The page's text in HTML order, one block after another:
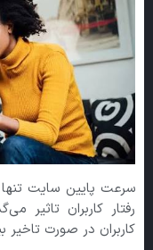
سرعت پایین سایت
رفتار کاربران تاثیر
کاربران در صورت